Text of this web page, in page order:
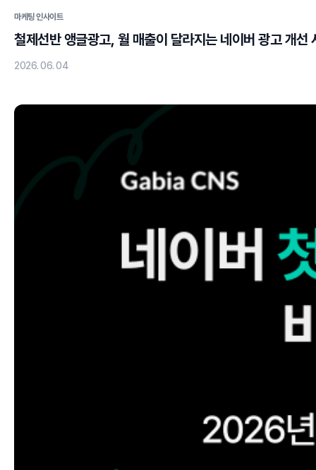
마케팅 인사이트
철제선반 앵글광고, 월 매출이 달라지는 네이버 광고 개선
2026. 06. 04